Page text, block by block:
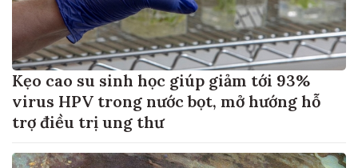
Kẹo cao su sinh học giúp giảm tới 93%
virus HPV trong nước bọt, mở hướng hỗ
trợ điều trị ung thư